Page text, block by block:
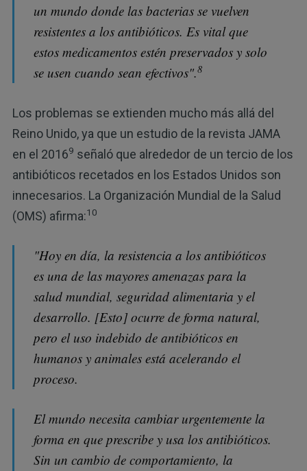
un mundo donde las bacterias se vuelven
resistentes a los antibióticos. Es vital que
estos medicamentos estén preservados y solo
se usen cuando sean efectivos".8
Los problemas se extienden mucho más allá del
Reino Unido, ya que un estudio de la revista JAMA
en el 20169 señaló que alrededor de un tercio de los
antibióticos recetados en los Estados Unidos son
innecesarios. La Organización Mundial de la Salud
(OMS) afirma:10
"Hoy en día, la resistencia a los antibióticos
es una de las mayores amenazas para la
salud mundial, seguridad alimentaria y el
desarrollo. [Esto] ocurre de forma natural,
pero el uso indebido de antibióticos en
humanos y animales está acelerando el
proceso.
El mundo necesita cambiar urgentemente la
forma en que prescribe y usa los antibióticos.
Sin un cambio de comportamiento, la